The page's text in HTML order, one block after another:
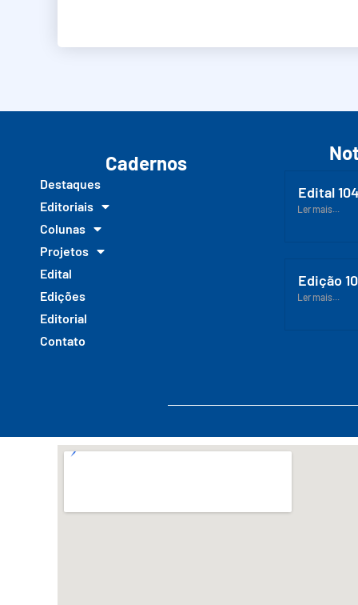
Cadernos
Destaques
Editoriais
Colunas
Projetos
Edital
Edições
Editorial
Contato
Edital
Ler mais...
Edição
Ler mais...